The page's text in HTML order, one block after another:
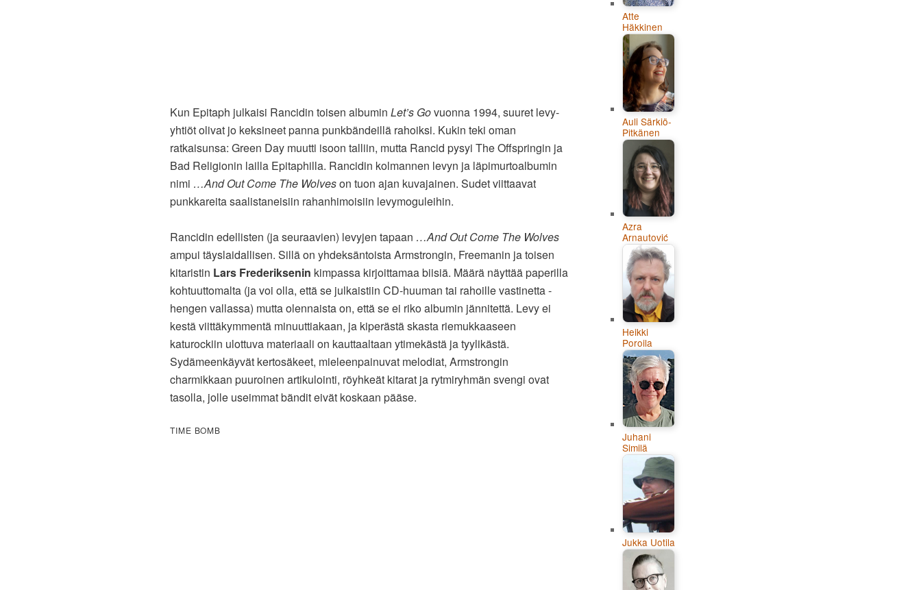
Kun Epitaph julkaisi Rancidin toisen albumin Let’s Govuonna 1994, suuret levy-
yhtiöt olivat jo keksineet panna punkbändeillä rahoiksi. Kukin teki oman
ratkaisunsa: Green Day muutti isoon talliin, mutta Rancid pysyi The Offspringin ja
Bad Religionin lailla Epitaphilla. Rancidin kolmannen levyn ja läpimurtoalbumin
nimi …And Out Come The Wolveson tuon ajan kuvajainen. Sudet viittaavat
punkkareita saalistaneisiin rahanhimoisiin levymoguleihin.
Rancidin edellisten (ja seuraavien) levyjen tapaan …And Out Come The Wolves
ampui täyslaidallisen. Sillä on yhdeksäntoista Armstrongin, Freemanin ja toisen
kitaristin Lars Frederiksenin kimpassa kirjoittamaa biisiä. Määrä näyttää paperilla
kohtuuttomalta (ja voi olla, että se julkaistiin CD-huuman tai rahoille vastinetta -
hengen vallassa) mutta olennaista on, että se ei riko albumin jännitettä. Levy ei
kestä viittäkymmentä minuuttiakaan, ja kiperästä skasta riemukkaaseen
katurockiin ulottuva materiaali on kauttaaltaan ytimekästä ja tyylikästä.
Sydämeenkäyvät kertosäkeet, mieleenpainuvat melodiat, Armstrongin
charmikkaan puuroinen artikulointi, röyhkeät kitarat ja rytmiryhmän svengi ovat
tasolla, jolle useimmat bändit eivät koskaan pääse.
TIME BOMB
Atte
Häkkinen
Auli Särkiö-
Pitkänen
Azra
Arnautović
Heikki
Poroila
Juhani
Similä
Jukka Uotila